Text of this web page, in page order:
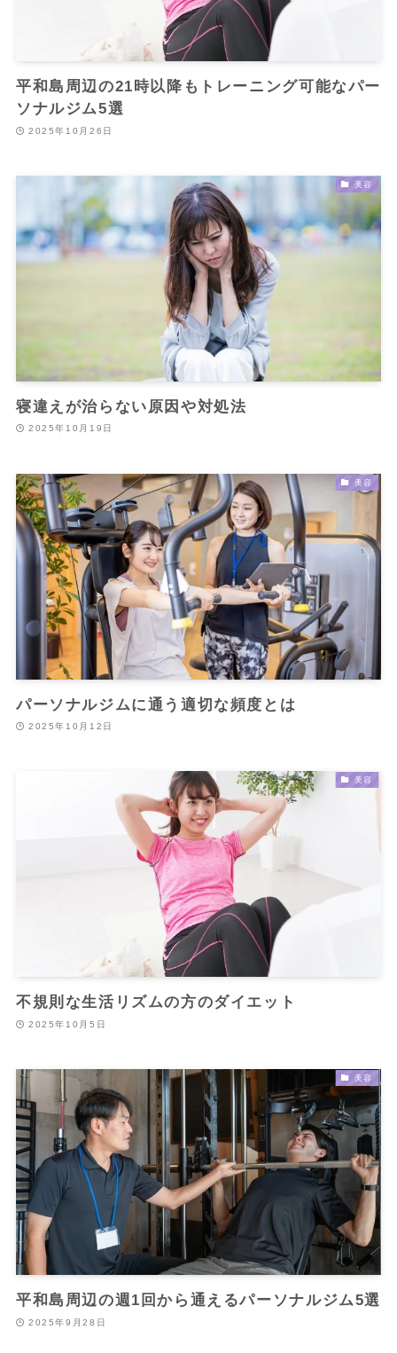
平和島周辺の21時以降もトレーニング可能なパー
ソナルジム5選
2025年10月26日
美容
寝違えが治らない原因や対処法
2025年10月19日
美容
パーソナルジムに通う適切な頻度とは
2025年10月12日
美容
不規則な生活リズムの方のダイエット
2025年10月5日
美容
平和島周辺の週1回から通えるパーソナルジム5選
2025年9月28日